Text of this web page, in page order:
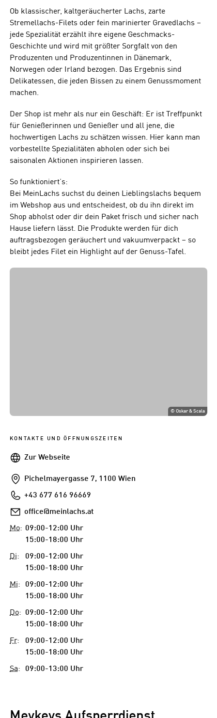
Ob klassischer, kaltgeräucherter Lachs, zarte
Stremellachs-Filets oder fein marinierter Gravedlachs –
jede Spezialität erzählt ihre eigene Geschmacks-
Geschichte und wird mit größter Sorgfalt von den
Produzenten und Produzentinnen in Dänemark,
Norwegen oder Irland bezogen. Das Ergebnis sind
Delikatessen, die jeden Bissen zu einem Genussmoment
machen.
Der Shop ist mehr als nur ein Geschäft: Er ist Treffpunkt
für Genießerinnen und Genießer und all jene, die
hochwertigen Lachs zu schätzen wissen. Hier kann man
vorbestellte Spezialitäten abholen oder sich bei
saisonalen Aktionen inspirieren lassen.
So funktioniert’s:
Bei MeinLachs suchst du deinen Lieblingslachs bequem
im Webshop aus und entscheidest, ob du ihn direkt im
Shop abholst oder dir dein Paket frisch und sicher nach
Hause liefern lässt. Die Produkte werden für dich
auftragsbezogen geräuchert und vakuumverpackt – so
bleibt jedes Filet ein Highlight auf der Genuss-Tafel.
©Oskar & Scala
KONTAKTE UND ÖFFNUNGSZEITEN
WebseiteZur Webseite
AddressePichelmayergasse 7, 1100 Wien
Telefon+43 677 616 96669
E-
office@meinlachs.at
Mo: 09:00-12:00 Uhr
15:00-18:00 Uhr
Di:
09:00-12:00 Uhr
15:00-18:00 Uhr
Mi:
09:00-12:00 Uhr
15:00-18:00 Uhr
Do:
09:00-12:00 Uhr
15:00-18:00 Uhr
Fr:
09:00-12:00 Uhr
15:00-18:00 Uhr
Sa: 09:00-13:00 Uhr